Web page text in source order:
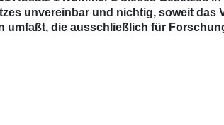
unvereinbar und nichtig, soweit das
umfaßt, die ausschließlich für